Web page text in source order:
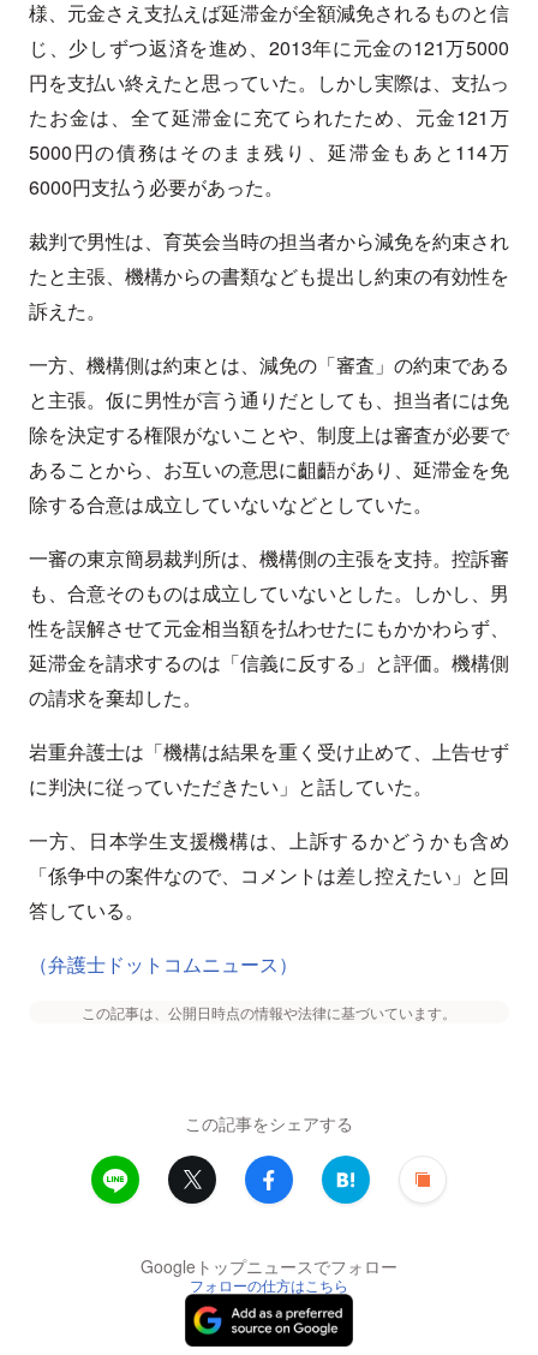
様、元金さえ支払えば延滞金が全額減免されるものと信
じ、少しずつ返済を進め、2013年に元金の121万5000
円を支払い終えたと思っていた。しかし実際は、支払っ
たお金は、全て延滞金に充てられたため、元金121万
5000円の債務はそのまま残り、延滞金もあと114万
6000円支払う必要があった。
裁判で男性は、育英会当時の担当者から減免を約束され
たと主張、機構からの書類なども提出し約束の有効性を
訴えた。
一方、機構側は約束とは、減免の「審査」の約束である
と主張。仮に男性が言う通りだとしても、担当者には免
除を決定する権限がないことや、制度上は審査が必要で
あることから、お互いの意思に齟齬があり、延滞金を免
除する合意は成立していないなどとしていた。
一審の東京簡易裁判所は、機構側の主張を支持。控訴審
も、合意そのものは成立していないとした。しかし、男
性を誤解させて元金相当額を払わせたにもかかわらず、
延滞金を請求するのは「信義に反する」と評価。機構側
の請求を棄却した。
岩重弁護士は「機構は結果を重く受け止めて、上告せず
に判決に従っていただきたい」と話していた。
一方、日本学生支援機構は、上訴するかどうかも含め
「係争中の案件なので、コメントは差し控えたい」と回
答している。
（弁護士ドットコムニュース）
この記事は、公開日時点の情報や法律に基づいています。
この記事をシェアする
Googleトップニュースでフォロー
フォローの仕方はこちら